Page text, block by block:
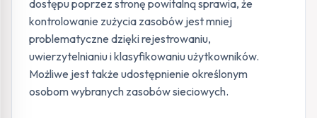
dostępu poprzez stronę powitalną sprawia, że
kontrolowanie zużycia zasobów jest mniej
problematyczne dzięki rejestrowaniu,
uwierzytelnianiu i klasyfikowaniu użytkowników.
Możliwe jest także udostępnienie określonym
osobom wybranych zasobów sieciowych.